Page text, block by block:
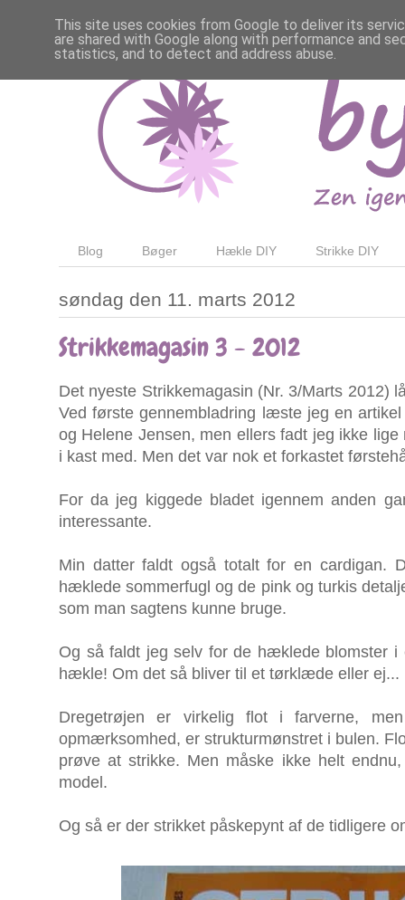
Blog Bøger Hækle DIY Strikke DIY
søndag den 11. marts 2012
Strikkemagasin 3 - 2012
Det nyeste Strikkemagasin (Nr. 3/Marts 2012)
Ved første gennembladring læste jeg en
og Helene Jensen, men ellers fadt jeg ikke
i kast med. Men det var nok et forkastet
For da jeg kiggede bladet igennem anden
interessante.
Min datter faldt også totalt for en cardigan.
hæklede sommerfugl og de pink og turkis
som man sagtens kunne bruge.
Og så faldt jeg selv for de hæklede blomster
hækle! Om det så bliver til et tørklæde eller ej...
Dregetrøjen er virkelig flot i farverne,
opmærksomhed, er strukturmønstret i bulen.
prøve at strikke. Men måske ikke helt
model.
Og så er der strikket påskepynt af de tidligere
This site uses cookies from Google to deliver its
are shared with Google along with performance and
statistics, and to detect and address abuse.